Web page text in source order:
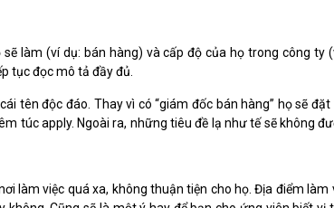
làm (ví dụ: bán hàng) và cấp độ của họ trong công ty
tục đọc mô tả đầy đủ.
độc đáo. Thay vì có “giám đốc bán hàng” họ sẽ đặt
túc apply. Ngoài ra, những tiêu đề lạ như tế sẽ không
làm việc quá xa, không thuận tiện cho họ. Địa điểm làm